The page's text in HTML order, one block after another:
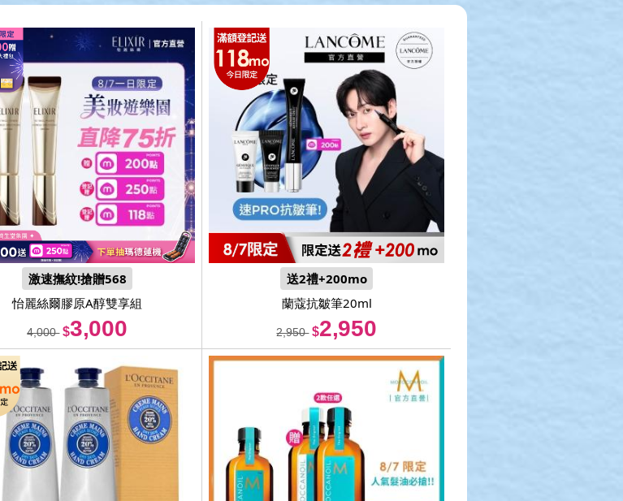
激速撫紋!搶贈568
怡麗絲爾膠原A醇雙享組
4,000 $3,000
送2禮+200mo
蘭蔻抗皺筆20ml
2,950 $2,950